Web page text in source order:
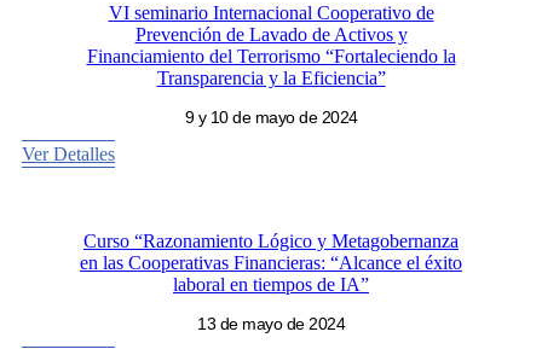
VI seminario Internacional Cooperativo de
Prevención de Lavado de Activos y
Financiamiento del Terrorismo “Fortaleciendo la
Transparencia y la Eficiencia”
9 y 10 de mayo de 2024
Ver Detalles
Curso “Razonamiento Lógico y Metagobernanza
en las Cooperativas Financieras: “Alcance el éxito
laboral en tiempos de IA”
13 de mayo de 2024